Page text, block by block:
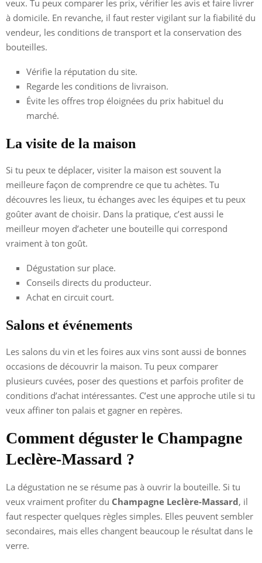
veux. Tu peux comparer les prix, vérifier les avis et faire livrer
à domicile. En revanche, il faut rester vigilant sur la fiabilité du
vendeur, les conditions de transport et la conservation des
bouteilles.
Vérifie la réputation du site.
Regarde les conditions de livraison.
Évite les offres trop éloignées du prix habituel du
marché.
La visite de la maison
Si tu peux te déplacer, visiter la maison est souvent la
meilleure façon de comprendre ce que tu achètes. Tu
découvres les lieux, tu échanges avec les équipes et tu peux
goûter avant de choisir. Dans la pratique, c’est aussi le
meilleur moyen d’acheter une bouteille qui correspond
vraiment à ton goût.
Dégustation sur place.
Conseils directs du producteur.
Achat en circuit court.
Salons et événements
Les salons du vin et les foires aux vins sont aussi de bonnes
occasions de découvrir la maison. Tu peux comparer
plusieurs cuvées, poser des questions et parfois profiter de
conditions d’achat intéressantes. C’est une approche utile si tu
veux affiner ton palais et gagner en repères.
Comment déguster le Champagne
Leclère-Massard ?
La dégustation ne se résume pas à ouvrir la bouteille. Si tu
veux vraiment profiter du Champagne Leclère-Massard, il
faut respecter quelques règles simples. Elles peuvent sembler
secondaires, mais elles changent beaucoup le résultat dans le
verre.